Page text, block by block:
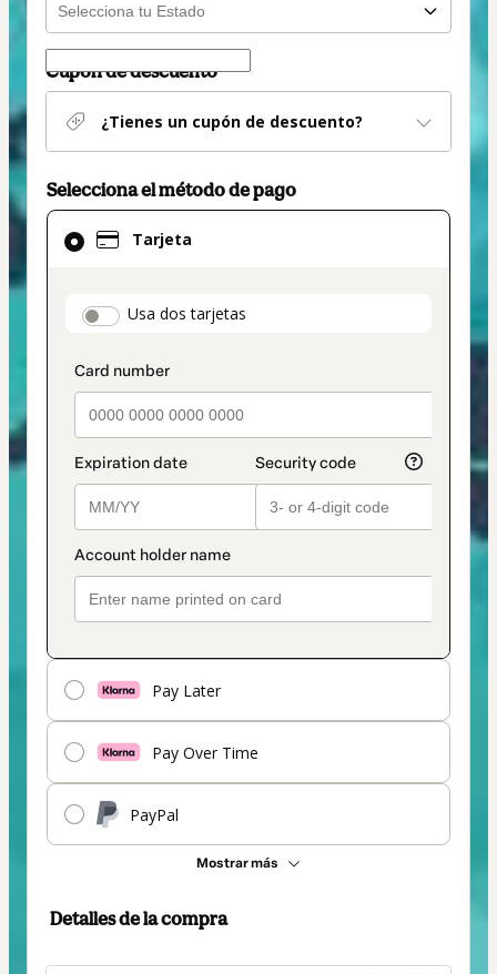
Cupón de descuento
¿Tienes un cupón de descuento?
Selecciona el método de pago
Tarjeta
payment_data.section_title_v2
Usa dos tarjetas
Pay Later
Pay Over Time
PayPal
Mostrar más
El
método
seleccionado
Tarjeta
Detalles de la compra